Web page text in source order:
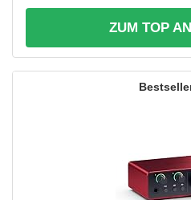
ZUM TOP